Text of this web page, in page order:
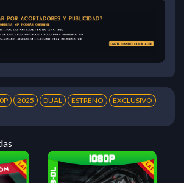
2025 DUAL ESTRENO
EXCLUSIVO